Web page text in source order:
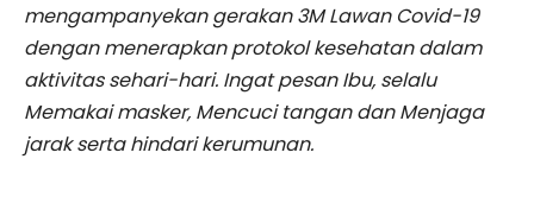
mengampanyekan gerakan 3M Lawan Covid-19
dengan menerapkan protokol kesehatan dalam
aktivitas sehari-hari. Ingat pesan Ibu, selalu
Memakai masker, Mencuci tangan dan Menjaga
jarak serta hindari kerumunan.